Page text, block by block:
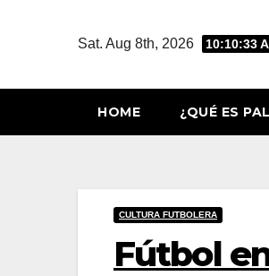
Sat. Aug 8th, 2026 10:10:34
HOME ¿QUÉ ES
CULTURA FUTBOLERA
Fútbol